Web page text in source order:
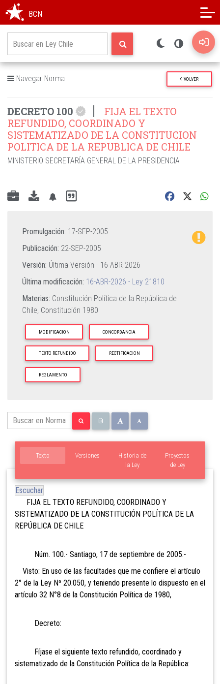
BCN
Navegar Norma VOLVER
DECRETO 100
FIJA EL TEXTO
REFUNDIDO, COORDINADO Y
SISTEMATIZADO DE LA CONSTITUCION
POLITICA DE LA REPUBLICA DE CHILE
MINISTERIO SECRETARÍA GENERAL DE LA PRESIDENCIA
Promulgación: 17-SEP-2005
Publicación: 22-SEP-2005
Versión: Última Versión - 16-ABR-2026
Última modificación: 16-ABR-2026 - Ley 21810
Materias: Constitución Política de la República de
Chile, Constitución 1980
MODIFICACION CONCORDANCIA
TEXTO REFUNDIDO RECTIFICACION
REGLAMENTO
Texto Versiones
Proyectos
de Ley
Historia de
la Ley
Escuchar
FIJA EL TEXTO REFUNDIDO, COORDINADO Y
SISTEMATIZADO DE LA CONSTITUCIÓN POLÍTICA DE LA
REPÚBLICA DE CHILE
Núm. 100.- Santiago, 17 de septiembre de 2005.-
Visto: En uso de las facultades que me confiere el artículo
2° de la Ley Nº 20.050, y teniendo presente lo dispuesto en el
artículo 32 N°8 de la Constitución Política de 1980,
Decreto:
Fíjase el siguiente texto refundido, coordinado y
sistematizado de la Constitución Política de la República: